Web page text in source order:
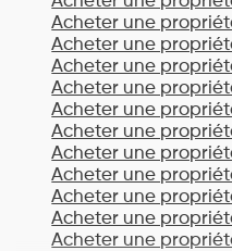
Acheter une
Acheter une
Acheter une
Acheter une
Acheter une
Acheter une
Acheter une
Acheter une
Acheter une
Acheter une
Acheter une